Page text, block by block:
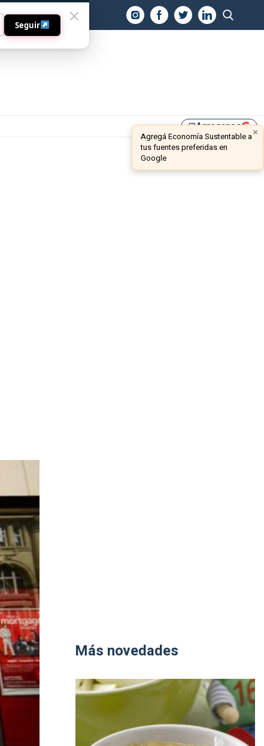
library_addAgreganos ×
Agregá Economía Sustentable a
tus fuentes preferidas en
Google
Más novedades
Seguir